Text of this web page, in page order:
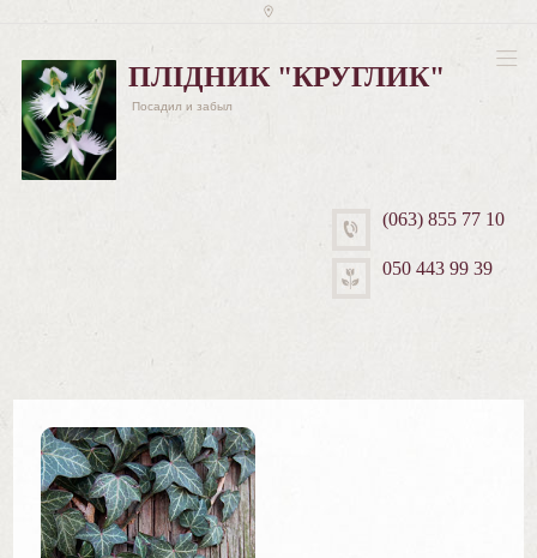
ПЛІДНИК "КРУГЛИК"
Посадил и забыл
(063) 855 77 10
050 443 99 39